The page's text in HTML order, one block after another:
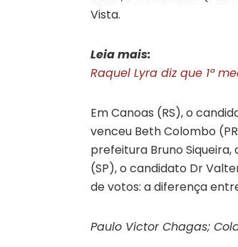
Vista.
Leia mais:
Raquel Lyra diz que 1ª
Em Canoas (RS), o
venceu Beth Colombo
prefeitura Bruno
(SP), o candidato Dr
de votos: a diferença
Paulo Victor Chagas;